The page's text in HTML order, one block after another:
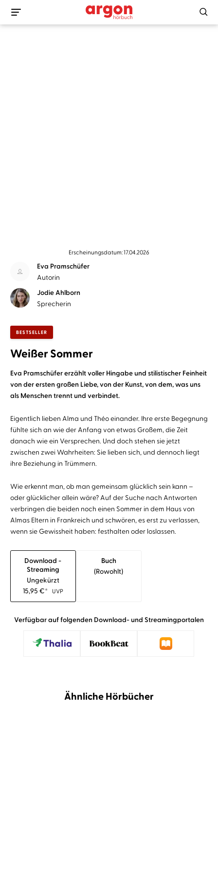
Erscheinungsdatum: 17.04.2026
Eva Pramschüfer
Autorin
Jodie Ahlborn
Sprecherin
BESTSELLER
Weißer Sommer
Eva Pramschüfer erzählt voller Hingabe und stilistischer Feinheit
von der ersten großen Liebe, von der Kunst, von dem, was uns
als Menschen trennt und verbindet.
Eigentlich lieben Alma und Théo einander. Ihre erste Begegnung
fühlte sich an wie der Anfang von etwas Großem, die Zeit
danach wie ein Versprechen. Und doch stehen sie jetzt
zwischen zwei Wahrheiten: Sie lieben sich, und dennoch liegt
ihre Beziehung in Trümmern.
Wie erkennt man, ob man gemeinsam glücklich sein kann –
oder glücklicher allein wäre? Auf der Suche nach Antworten
verbringen die beiden noch einen Sommer in dem Haus von
Almas Eltern in Frankreich und schwören, es erst zu verlassen,
wenn sie Gewissheit haben: festhalten oder loslassen.
Download -
Streaming
Ungekürzt
15,95 €* UVP
Buch
(rowohlt)
Verfügbar auf folgenden Download- und Streamingportalen
Ähnliche Hörbücher